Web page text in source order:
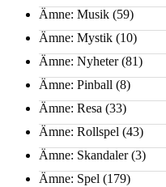
Ämne: Musik (59)
Ämne: Mystik (10)
Ämne: Nyheter(81)
Ämne: Pinball (8)
Ämne: Resa (33)
Ämne: Rollspel (43)
Ämne: Skandaler(3)
Ämne: Spel (179)